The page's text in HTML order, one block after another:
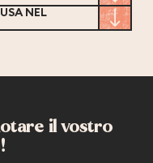
NEL
il vostro